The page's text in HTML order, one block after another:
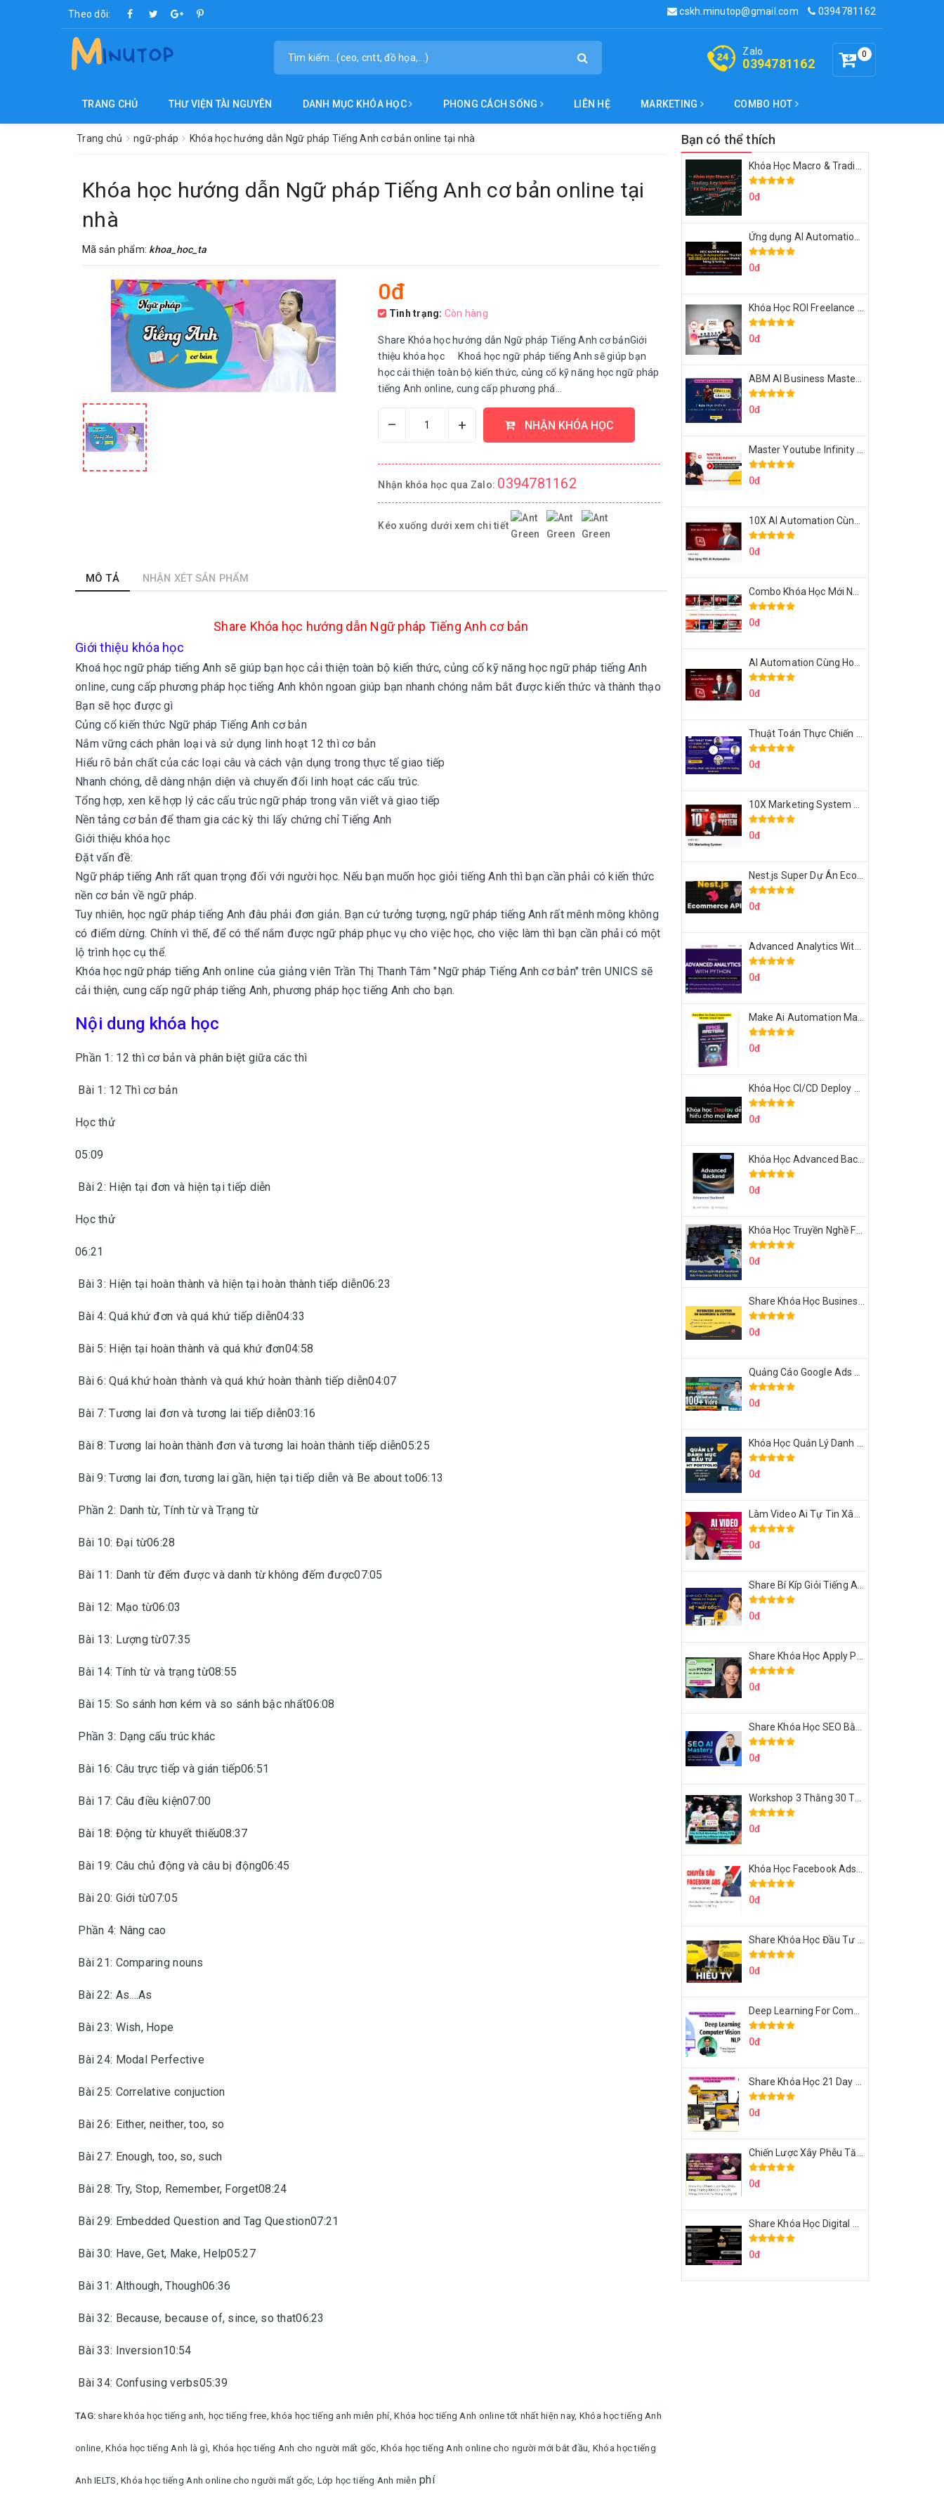
Theo dõi: cskh.minutop@gmail.com 0394781162
0
Zalo
0394781162
TRANG CHỦ THƯ VIỆN TÀI NGUYÊN DANH MỤC KHÓA HỌC PHONG CÁCH SỐNG LIÊN HỆ MARKETING COMBO HOT
Trang chủ ngữ-pháp Khóa học hướng dẫn Ngữ pháp Tiếng Anh cơ bản online tại nhà
Khóa học hướng dẫn Ngữ pháp Tiếng Anh cơ bản online tại
nhà
Mã sản phẩm: khoa_hoc_ta
0đ
Tình trạng: Còn hàng
Share Khóa học hướng dẫn Ngữ pháp Tiếng Anh cơ bảnGiới
thiệu khóa học Khoá học ngữ pháp tiếng Anh sẽ giúp bạn
học cải thiện toàn bộ kiến thức, củng cố kỹ năng học ngữ pháp
tiếng Anh online, cung cấp phương phá...
– + NHẬN KHÓA HỌC
Nhận khóa học qua Zalo: 0394781162
Kéo xuống dưới xem chi tiết
MÔ TẢ NHẬN XÉT SẢN PHẨM
Share Khóa học hướng dẫn Ngữ pháp Tiếng Anh cơ bản
Giới thiệu khóa học
Khoá học ngữ pháp tiếng Anh sẽ giúp bạn học cải thiện toàn bộ kiến thức, củng cố kỹ năng học ngữ pháp tiếng Anh
online, cung cấp phương pháp học tiếng Anh khôn ngoan giúp bạn nhanh chóng nắm bắt được kiến thức và thành thạo
Bạn sẽ học được gì
Củng cổ kiến thức Ngữ pháp Tiếng Anh cơ bản
Nắm vững cách phân loại và sử dụng linh hoạt 12 thì cơ bản
Hiểu rõ bản chất của các loại câu và cách vận dụng trong thực tế giao tiếp
Nhanh chóng, dễ dàng nhận diện và chuyển đổi linh hoạt các cấu trúc.
Tổng hợp, xen kẽ hợp lý các cấu trúc ngữ pháp trong văn viết và giao tiếp
Nền tảng cơ bản để tham gia các kỳ thi lấy chứng chỉ Tiếng Anh
Giới thiệu khóa học
Đặt vấn đề:
Ngữ pháp tiếng Anh rất quan trọng đối với người học. Nếu bạn muốn học giỏi tiếng Anh thì bạn cần phải có kiến thức
nền cơ bản về ngữ pháp.
Tuy nhiên, học ngữ pháp tiếng Anh đâu phải đơn giản. Bạn cứ tưởng tượng, ngữ pháp tiếng Anh rất mênh mông không
có điểm dừng. Chính vì thế, để có thể nắm được ngữ pháp phục vụ cho việc học, cho việc làm thì bạn cần phải có một
lộ trình học cụ thể.
Khóa học ngữ pháp tiếng Anh online của giảng viên Trần Thị Thanh Tâm "Ngữ pháp Tiếng Anh cơ bản" trên UNICS sẽ
cải thiện, cung cấp ngữ pháp tiếng Anh, phương pháp học tiếng Anh cho bạn.
Nội dung khóa học
Phần 1: 12 thì cơ bản và phân biệt giữa các thì
Bài 1: 12 Thì cơ bản
Học thử
05:09
Bài 2: Hiện tại đơn và hiện tại tiếp diễn
Học thử
06:21
Bài 3: Hiện tại hoàn thành và hiện tại hoàn thành tiếp diễn06:23
Bài 4: Quá khứ đơn và quá khứ tiếp diễn04:33
Bài 5: Hiện tại hoàn thành và quá khứ đơn04:58
Bài 6: Quá khứ hoàn thành và quá khứ hoàn thành tiếp diễn04:07
Bài 7: Tương lai đơn và tương lai tiếp diễn03:16
Bài 8: Tương lai hoàn thành đơn và tương lai hoàn thành tiếp diễn05:25
Bài 9: Tương lai đơn, tương lai gần, hiện tại tiếp diễn và Be about to06:13
Phần 2: Danh từ, Tính từ và Trạng từ
Bài 10: Đại từ06:28
Bài 11: Danh từ đếm được và danh từ không đếm được07:05
Bài 12: Mạo từ06:03
Bài 13: Lượng từ07:35
Bài 14: Tính từ và trạng từ08:55
Bài 15: So sánh hơn kém và so sánh bậc nhất06:08
Phần 3: Dạng cấu trúc khác
Bài 16: Câu trực tiếp và gián tiếp06:51
Bài 17: Câu điều kiện07:00
Bài 18: Động từ khuyết thiếu08:37
Bài 19: Câu chủ động và câu bị động06:45
Bài 20: Giới từ07:05
Phần 4: Nâng cao
Bài 21: Comparing nouns
Bài 22: As....As
Bài 23: Wish, Hope
Bài 24: Modal Perfective
Bài 25: Correlative conjuction
Bài 26: Either, neither, too, so
Bài 27: Enough, too, so, such
Bài 28: Try, Stop, Remember, Forget08:24
Bài 29: Embedded Question and Tag Question07:21
Bài 30: Have, Get, Make, Help05:27
Bài 31: Although, Though06:36
Bài 32: Because, because of, since, so that06:23
Bài 33: Inversion10:54
Bài 34: Confusing verbs05:39
TAG: share khóa học tiếng anh, học tiếng free, khóa học tiếng anh miễn phí,Khóa học tiếng Anh online tốt nhất hiện nay, Khóa học tiếng Anh
online,Khóa học tiếng Anh là gì, Khóa học tiếng Anh cho người mất gốc,Khóa học tiếng Anh online cho người mới bắt đầu, Khóa học tiếng
Anh IELTS,Khóa học tiếng Anh online cho người mất gốc, Lớp học tiếng Anh miễn phí
Bạn có thể thích
0đ
0đ
0đ
0đ
0đ
0đ
0đ
0đ
0đ
0đ
0đ
0đ
0đ
0đ
0đ
0đ
0đ
0đ
0đ
0đ
0đ
0đ
0đ
0đ
0đ
0đ
0đ
0đ
0đ
0đ